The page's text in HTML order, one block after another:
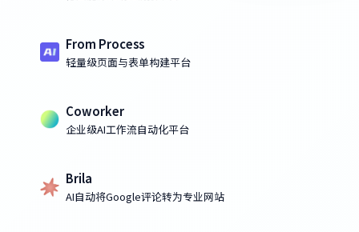
From Process
轻量级页面与表单构建平台
Coworker
企业级AI工作流自动化平台
Brila
AI自动将Google评论转为专业网站